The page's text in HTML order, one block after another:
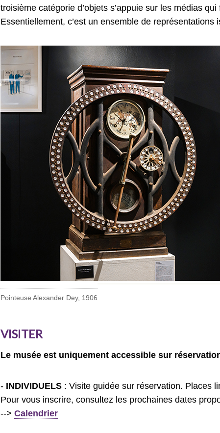
troisième catégorie d’objets s’appuie sur les médias
Essentiellement, c’est un ensemble de
Pointeuse Alexander Dey, 1906
VISITER
Le musée est uniquement accessible sur
- INDIVIDUELS : Visite guidée sur réservation. Places
Pour vous inscrire, consultez les prochaines dates
-->Calendrier